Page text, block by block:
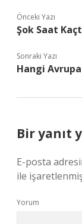
Önceki Yazı
Şok Saat
Sonraki Yazı
Hangi
Bir yanıt
E-posta
ile
Yorum